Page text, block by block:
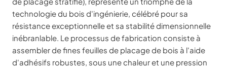
technologie du bois d'ingénierie, célébré pour sa
résistance exceptionnelle et sa stabilité dimensionnelle
inébranlable. Le processus de fabrication consiste à
assembler de fines feuilles de placage de bois à l'aide
d'adhésifs robustes, sous une chaleur et une pression